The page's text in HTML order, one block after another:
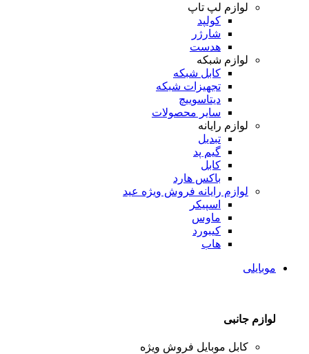
لوازم لپ تاپ
کولپد
شارژر
هدست
لوازم شبکه
کابل شبکه
تجهیزات شبکه
دیتاسوییچ
سایر محصولات
لوازم رایانه
تبدیل
گیم پد
کابل
باکس هارد
لوازم رایانه فروش ویژه عید
اسپیکر
ماوس
کیبورد
هاب
موبایلی
لوازم جانبی
کابل موبایل فروش ویژه